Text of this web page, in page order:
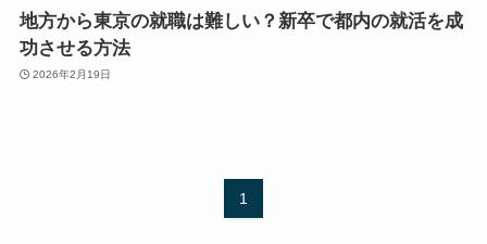
地方から東京の就職は難しい？新卒で都内の就活を成
功させる方法
2026年2月19日
1